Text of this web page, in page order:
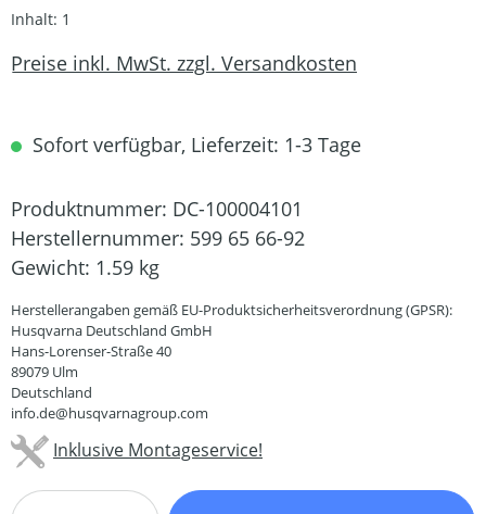
Inhalt: 1
Preise inkl. MwSt. zzgl. Versandkosten
Sofort verfügbar, Lieferzeit: 1-3 Tage
Produktnummer: DC-100004101
Herstellernummer: 599 65 66-92
Gewicht: 1.59 kg
Herstellerangaben gemäß EU-Produktsicherheitsverordnung (GPSR):
Husqvarna Deutschland GmbH
Hans-Lorenser-Straße 40
89079 Ulm
Deutschland
info.de@husqvarnagroup.com
Inklusive Montageservice!
Produkt Anzahl: Gib den gewünschten